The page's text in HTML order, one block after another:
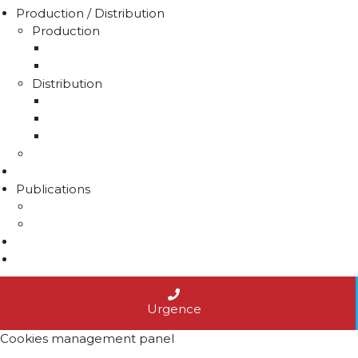
Production / Distribution
Production
Distribution
Publications
Urgence
Cookies management panel